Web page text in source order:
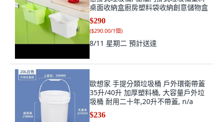
桌面收納盒廚房塑料袋收納創意儲物盒
$290
($290.00/1個)
8/11 星期二 預計送達
歐想家 手提分類垃圾桶 戶外環衛帶蓋
35升/40升 加厚塑料桶, 大容量戶外垃
圾桶 耐用二十年,20升不帶蓋, n/a
$236